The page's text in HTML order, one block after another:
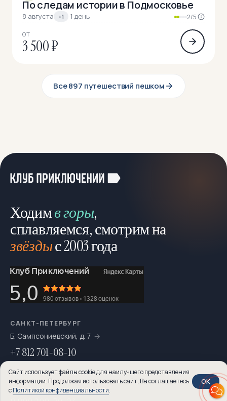
По следам истории в Подмосковье
8 августа +1 ·1 день 2/5
ОТ
3 500 ₽
Все 897 путешествий пешком
Ходимв горы,
сплавляемся, смотрим на
звёздыс 2003 года
САНКТ-ПЕТЕРБУРГ
Б. Сампсониевский, д. 7
+7 812 701-08-10
МОСКВА
Варшавское шоссе д. 16, к.2
Сайт использует файлы cookie для наилучшего представления
информации. Продолжая использовать сайт, Вы соглашаетесь
сПолитикой конфиденциальности.
OK